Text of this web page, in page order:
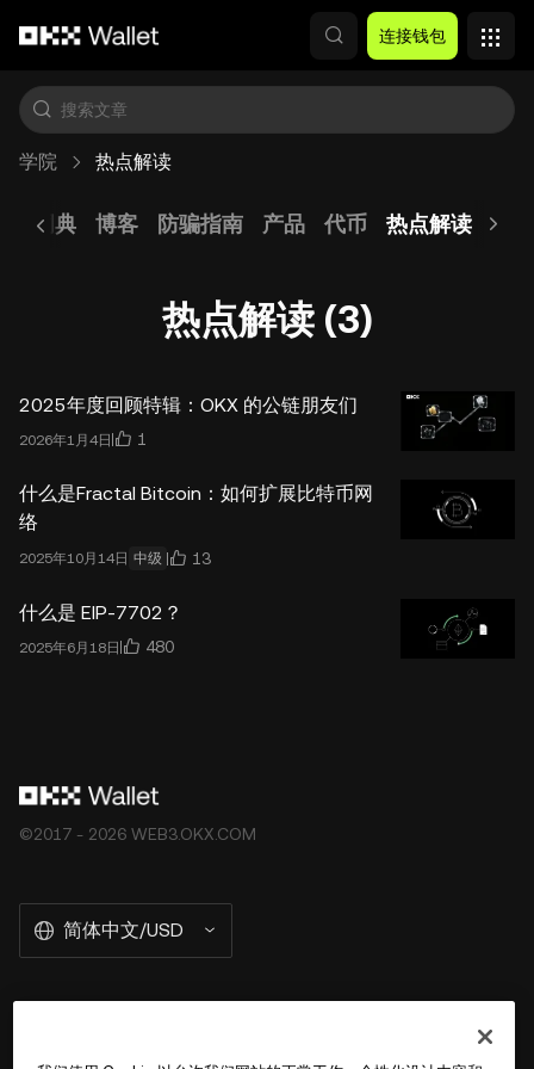
连接钱包
学院 热点解读
链词典 博客 防骗指南 产品 代币 热点解读 交易
热点解读 (3)
2025年度回顾特辑：OKX 的公链朋友们
2026年1月4日 1
什么是Fractal Bitcoin：如何扩展比特币网
络
2025年10月14日 中级 13
什么是 EIP-7702？
2025年6月18日 480
©2017 - 2026 WEB3.OKX.COM
简体中文/USD